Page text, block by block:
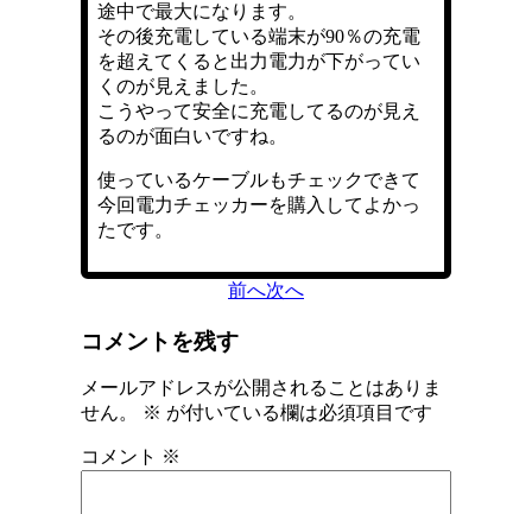
途中で最大になります。
その後充電している端末が90％の充電
を超えてくると出力電力が下がってい
くのが見えました。
こうやって安全に充電してるのが見え
るのが面白いですね。
使っているケーブルもチェックできて
今回電力チェッカーを購入してよかっ
たです。
前へ次へ
コメントを残す
メールアドレスが公開されることはありま
せん。
※ が付いている欄は必須項目です
コメント ※